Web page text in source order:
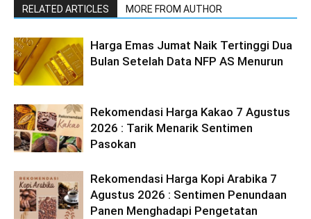
RELATED ARTICLES MORE FROM AUTHOR
Harga Emas Jumat Naik Tertinggi Dua
Bulan Setelah Data NFP AS Menurun
Rekomendasi Harga Kakao 7 Agustus
2026 : Tarik Menarik Sentimen
Pasokan
Rekomendasi Harga Kopi Arabika 7
Agustus 2026 : Sentimen Penundaan
Panen Menghadapi Pengetatan